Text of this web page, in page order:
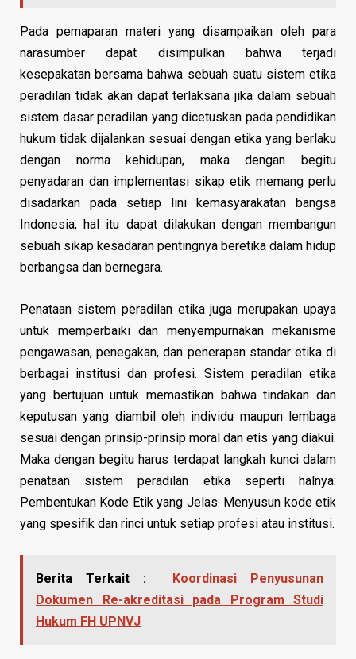
Pada pemaparan materi yang disampaikan oleh para
narasumber dapat disimpulkan bahwa terjadi
kesepakatan bersama bahwa sebuah suatu sistem etika
peradilan tidak akan dapat terlaksana jika dalam sebuah
sistem dasar peradilan yang dicetuskan pada pendidikan
hukum tidak dijalankan sesuai dengan etika yang berlaku
dengan norma kehidupan, maka dengan begitu
penyadaran dan implementasi sikap etik memang perlu
disadarkan pada setiap lini kemasyarakatan bangsa
Indonesia, hal itu dapat dilakukan dengan membangun
sebuah sikap kesadaran pentingnya beretika dalam hidup
berbangsa dan bernegara.
Penataan sistem peradilan etika juga merupakan upaya
untuk memperbaiki dan menyempurnakan mekanisme
pengawasan, penegakan, dan penerapan standar etika di
berbagai institusi dan profesi. Sistem peradilan etika
yang bertujuan untuk memastikan bahwa tindakan dan
keputusan yang diambil oleh individu maupun lembaga
sesuai dengan prinsip-prinsip moral dan etis yang diakui.
Maka dengan begitu harus terdapat langkah kunci dalam
penataan sistem peradilan etika seperti halnya:
Pembentukan Kode Etik yang Jelas: Menyusun kode etik
yang spesifik dan rinci untuk setiap profesi atau institusi.
Berita Terkait :
Koordinasi Penyusunan
Dokumen Re-akreditasi pada Program Studi
Hukum FH UPNVJ